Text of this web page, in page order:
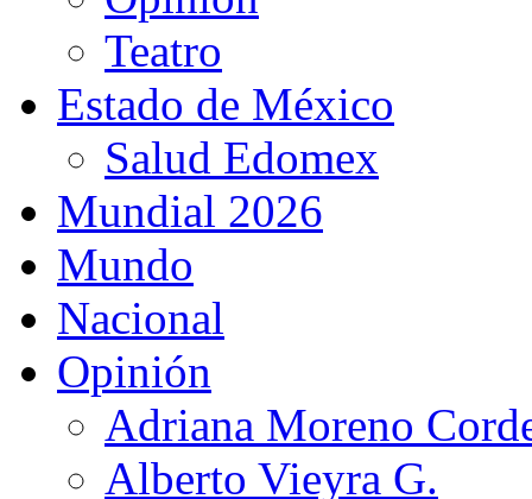
Teatro
Estado de México
Salud Edomex
Mundial 2026
Mundo
Nacional
Opinión
Adriana Moreno
Alberto Vieyra G.